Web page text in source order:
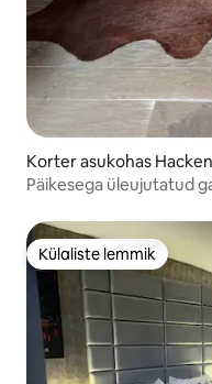
Korter asukohas
Päikesega üleujutatud
Külaliste lemmik
Külaliste lemmik